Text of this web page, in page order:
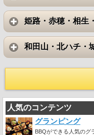
姫路・赤穂・相生
和田山・北ハチ・
人気のコンテンツ
グランピング
BBQができる人気のグ